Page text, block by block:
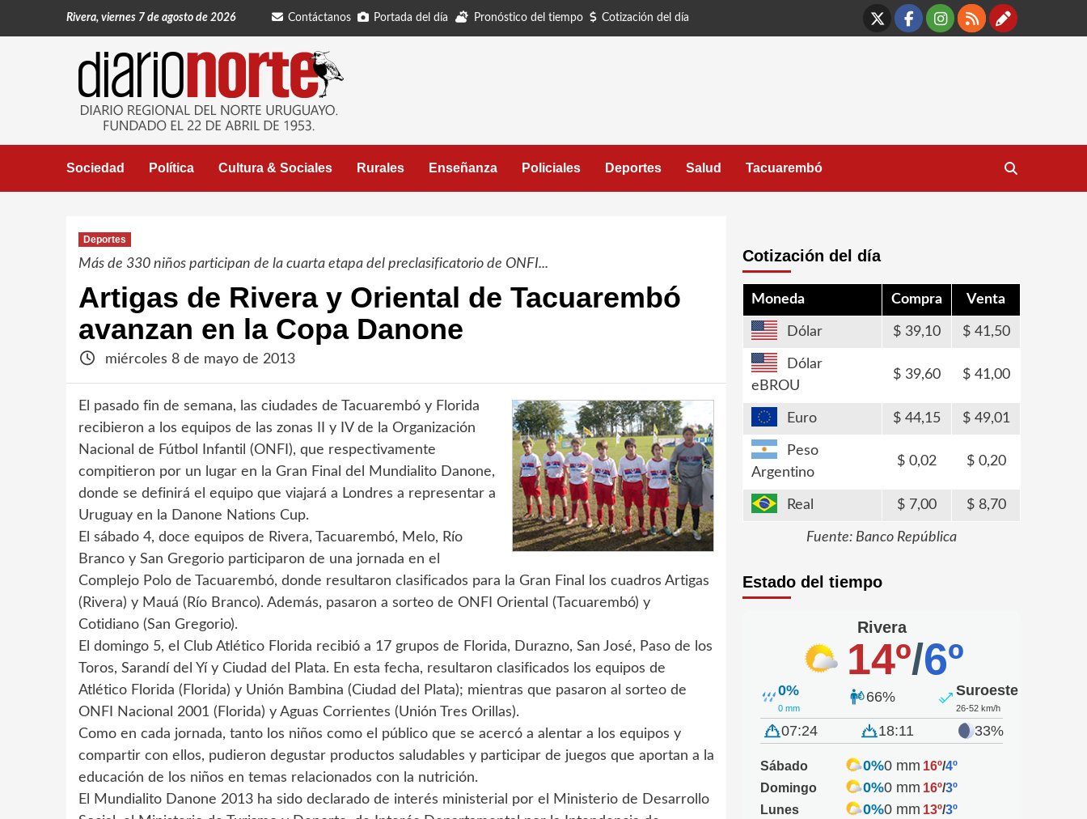
Rivera, viernes 7 de agosto de 2026 Contáctanos Portada del día Pronóstico del tiempo Cotización del día
X Facebook
Instagram
RSS
Sociedad Política Cultura & Sociales Rurales Enseñanza Policiales Deportes Salud Tacuarembó
Deportes
Más de 330 niños participan de la cuarta etapa del preclasificatorio de ONFI...
Artigas de Rivera y Oriental de Tacuarembó
avanzan en la Copa Danone
miércoles 8 de mayo de 2013
El pasado fin de semana, las ciudades de Tacuarembó y Florida
recibieron a los equipos de las zonas II y IV de la Organización
Nacional de Fútbol Infantil (ONFI), que respectivamente
compitieron por un lugar en la Gran Final del Mundialito Danone,
donde se definirá el equipo que viajará a Londres a representar a
Uruguay en la Danone Nations Cup.
El sábado 4, doce equipos de Rivera, Tacuarembó, Melo, Río
Branco y San Gregorio participaron de una jornada en el
Complejo Polo de Tacuarembó, donde resultaron clasificados para la Gran Final los cuadros Artigas
(Rivera) y Mauá (Río Branco). Además, pasaron a sorteo de ONFI Oriental (Tacuarembó) y
Cotidiano (San Gregorio).
El domingo 5, el Club Atlético Florida recibió a 17 grupos de Florida, Durazno, San José, Paso de los
Toros, Sarandí del Yí y Ciudad del Plata. En esta fecha, resultaron clasificados los equipos de
Atlético Florida (Florida) y Unión Bambina (Ciudad del Plata); mientras que pasaron al sorteo de
ONFI Nacional 2001 (Florida) y Aguas Corrientes (Unión Tres Orillas).
Como en cada jornada, tanto los niños como el público que se acercó a alentar a los equipos y
compartir con ellos, pudieron degustar productos saludables y participar de juegos que aportan a la
educación de los niños en temas relacionados con la nutrición.
El Mundialito Danone 2013 ha sido declarado de interés ministerial por el Ministerio de Desarrollo
Cotización del día
Moneda Compra Venta
Dólar 39,10 41,50
Dólar
eBROU
39,60 41,00
Euro 44,15 49,01
Peso
Argentino
0,02 0,20
Real 7,00 8,70
Fuente: Banco República
Estado del tiempo
Rivera
14º/6º
0%
0 mm
66% Suroeste
26-52 km/h
07:24 18:11 33%
Sábado 0%0 mm 16º/4º
Domingo
0%0 mm 16º/3º
Lunes
0%0 mm 13º/3º